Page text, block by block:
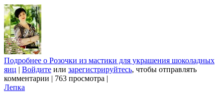
Подробнее о Розочки из мастики для украшения шоколадных
яиц | Войдите или зарегистрируйтесь, чтобы отправлять
комментарии | 763 просмотра |
Лепка